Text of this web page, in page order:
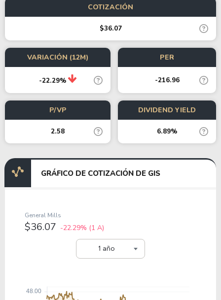
COTIZACIÓN
$36.07
VARIACIÓN (12M)
-22.29%
PER
-216.96
P/VP
2.58
DIVIDEND YIELD
6.89%
GRÁFICO DE COTIZACIÓN DE GIS
1 año
General Mills
$36.07 -22.29% (1 A)